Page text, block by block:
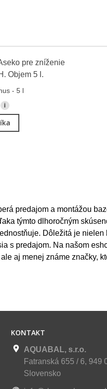
- 5 l
i
predajom a montážou
týmto dlhoročným
Dôležitá je nielen
s predajom. Na našom
aj menej známe značky,
KONTAKT
AQUABAL, s.r.o.
Fatranská 655 / 6, 949
Slovensko